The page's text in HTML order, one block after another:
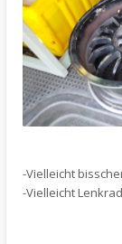
-Vielleicht
-Vielleicht